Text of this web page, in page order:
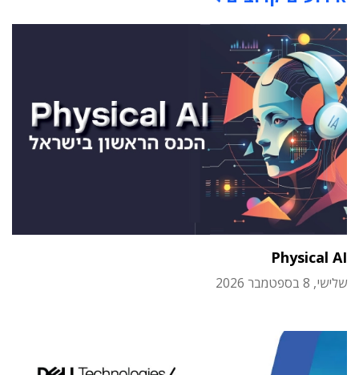
Physical AI
שלישי, 8 בספטמבר 2026